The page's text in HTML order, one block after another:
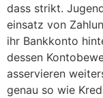
dass strikt.
einsatz von
ihr Bankkonto
dessen
asservieren
genau so wie